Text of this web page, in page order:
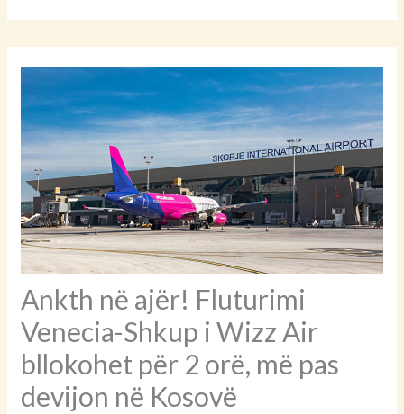
Ankth në ajër! Fluturimi
Venecia-Shkup i Wizz Air
bllokohet për 2 orë, më pas
devijon në Kosovë